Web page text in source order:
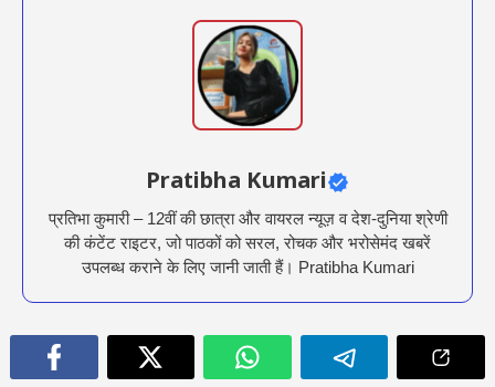
Pratibha Kumari
प्रतिभा कुमारी – 12वीं की छात्रा और वायरल न्यूज़ व देश-दुनिया श्रेणी
की कंटेंट राइटर, जो पाठकों को सरल, रोचक और भरोसेमंद खबरें
उपलब्ध कराने के लिए जानी जाती हैं। Pratibha Kumari